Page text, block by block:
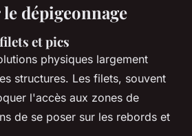
dépigeonnage
et pics
physiques largement
structures. Les filets, souvent
l'accès aux zones de
de se poser sur les rebords et